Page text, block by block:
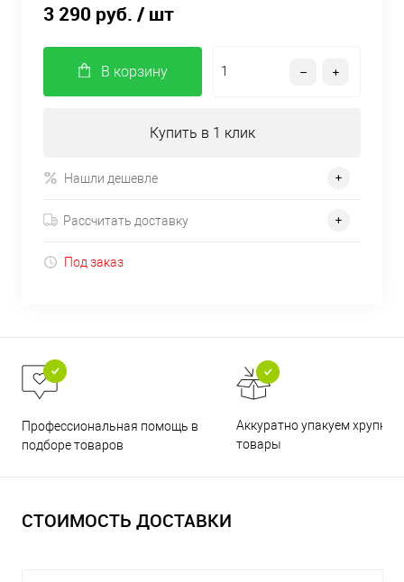
3 290 руб. / шт
В корзину
Купить в 1 клик
Нашли дешевле
Рассчитать доставку
Под заказ
Профессиональная помощь в
подборе товаров
Аккуратно упакуем хрупкие
товары
СТОИМОСТЬ ДОСТАВКИ